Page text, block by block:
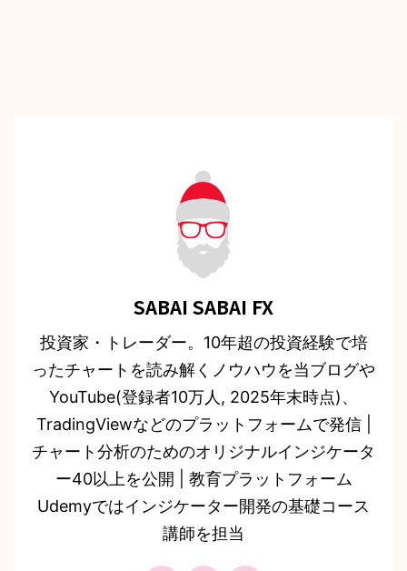
SABAI SABAI FX
投資家・トレーダー。10年超の投資経験で培
ったチャートを読み解くノウハウを当ブログや
YouTube(登録者10万人, 2025年末時点)、
TradingViewなどのプラットフォームで発信 |
チャート分析のためのオリジナルインジケータ
ー40以上を公開 | 教育プラットフォーム
Udemyではインジケーター開発の基礎コース
講師を担当